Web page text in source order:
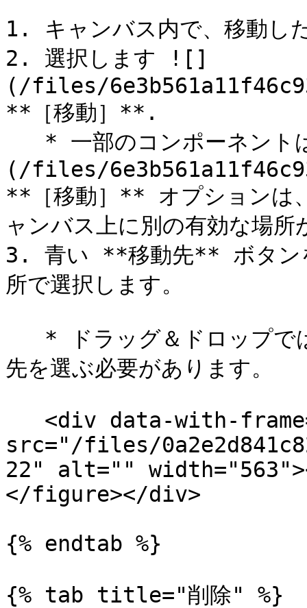
1. キャンバス内で、移動し
2. 選択します ![]
(/files/
**［移動］**.
(/files/
**［移動］** オプションは
ャンバス上に別の有効な場
3. 青い **移動先** ボタン
所で選択します。
先を選ぶ必要があります。
src="/files/
22" alt=""
</figure></div>
{% endtab %}
{% tab title="削除" %}